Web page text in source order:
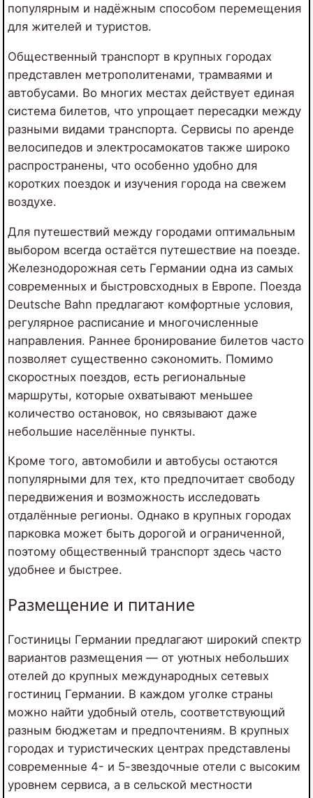
популярным и надёжным способом перемещения
для жителей и туристов.
Общественный транспорт в крупных городах
представлен метрополитенами, трамваями и
автобусами. Во многих местах действует единая
система билетов, что упрощает пересадки между
разными видами транспорта. Сервисы по аренде
велосипедов и электросамокатов также широко
распространены, что особенно удобно для
коротких поездок и изучения города на свежем
воздухе.
Для путешествий между городами оптимальным
выбором всегда остаётся путешествие на поезде.
Железнодорожная сеть Германии одна из самых
современных и быстровсходных в Европе. Поезда
Deutsche Bahn предлагают комфортные условия,
регулярное расписание и многочисленные
направления. Раннее бронирование билетов часто
позволяет существенно сэкономить. Помимо
скоростных поездов, есть региональные
маршруты, которые охватывают меньшее
количество остановок, но связывают даже
небольшие населённые пункты.
Кроме того, автомобили и автобусы остаются
популярными для тех, кто предпочитает свободу
передвижения и возможность исследовать
отдалённые регионы. Однако в крупных городах
парковка может быть дорогой и ограниченной,
поэтому общественный транспорт здесь часто
удобнее и быстрее.
Размещение и питание
Гостиницы Германии предлагают широкий спектр
вариантов размещения — от уютных небольших
отелей до крупных международных сетевых
гостиниц Германии. В каждом уголке страны
можно найти удобный отель, соответствующий
разным бюджетам и предпочтениям. В крупных
городах и туристических центрах представлены
современные 4- и 5-звездочные отели с высоким
уровнем сервиса, а в сельской местности